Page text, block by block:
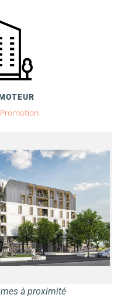
à proximité